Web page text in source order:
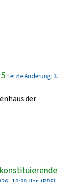
Letzte Änderung: 3.
der